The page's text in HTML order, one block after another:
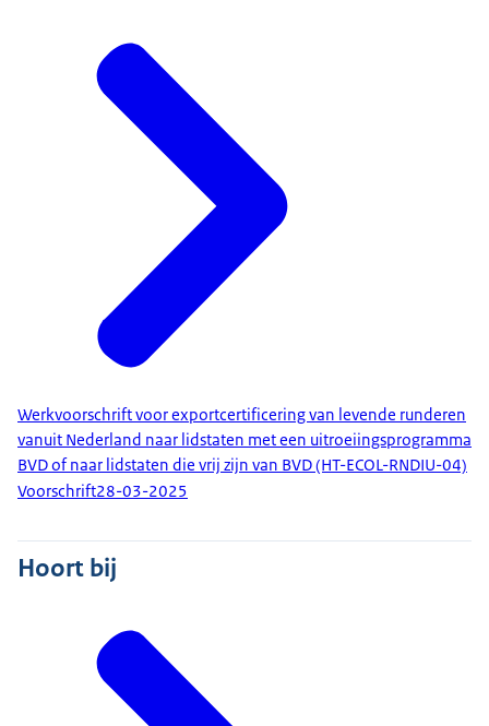
Werkvoorschrift voor exportcertificering van levende runderen
vanuit Nederland naar lidstaten met een uitroeiingsprogramma
BVD of naar lidstaten die vrij zijn van BVD (HT-ECOL-RNDIU-04)
Voorschrift28-03-2025
Hoort bij